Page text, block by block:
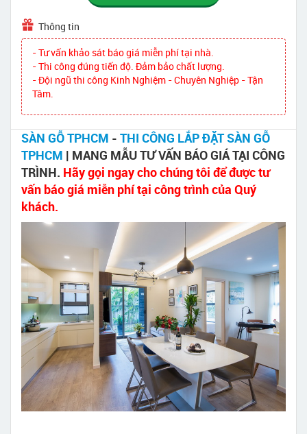
Thông tin
- Tư vấn khảo sát báo giá miễn phí tại nhà.
- Thi công đúng tiến độ. Đảm bảo chất lượng.
- Đội ngũ thi công Kinh Nghiệm - Chuyên Nghiệp - Tận
Tâm.
SÀN GỖ TPHCM - THI CÔNG LẮP ĐẶT SÀN GỖ
TPHCM | MANG MẪU TƯ VẤN BÁO GIÁ TẠI CÔNG
TRÌNH. Hãy gọi ngay cho chúng tôi để được tư
vấn báo giá miễn phí tại công trình của Quý
khách.